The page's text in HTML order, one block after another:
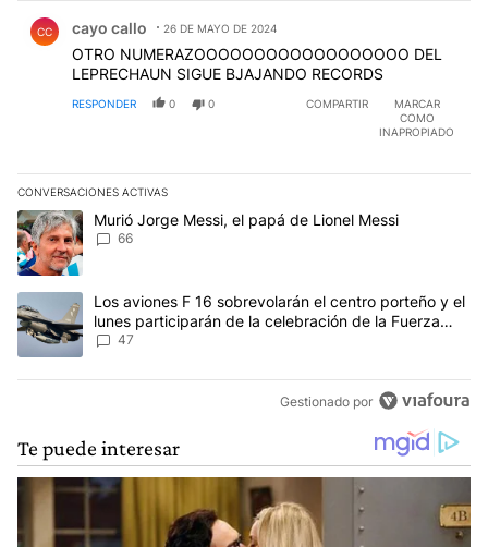
CC cayo callo 26 DE MAYO DE 2024
OTRO NUMERAZOOOOOOOOOOOOOOOOOO DEL
LEPRECHAUN SIGUE BJAJANDO RECORDS
RESPONDER 0 0 COMPARTIR
MARCAR
COMO
INAPROPIADO
CONVERSACIONES ACTIVAS
Este listado muestra los artículos con más comentarios en los
Un artículo de tendencia con el título "Murió Jorge Messi, el
Murió Jorge Messi, el papá de Lionel Messi
66
Un artículo de tendencia con el título "Los aviones F 16
Los aviones F 16 sobrevolarán el centro porteño y el
lunes participarán de la celebración de la Fuerza
Aérea
47
Gestionado por